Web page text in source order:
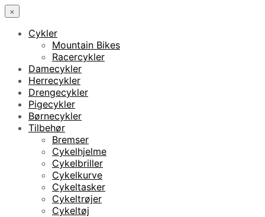
×
Cykler
Mountain Bikes
Racercykler
Damecykler
Herrecykler
Drengecykler
Pigecykler
Børnecykler
Tilbehør
Bremser
Cykelhjelme
Cykelbriller
Cykelkurve
Cykeltasker
Cykeltrøjer
Cykeltøj